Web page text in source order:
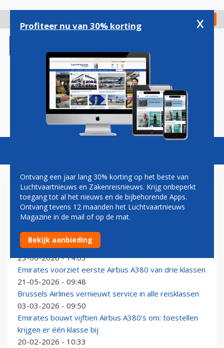
gaan
Check in
Magazine Podcasts Vacatures
PREMIUM ECONOMY
Premium Economy keert na jaren afwezigheid weer
terug bij Turkish Airlines
23-06-2026 - 14:03
Emirates voorziet eerste Airbus A380 van drie klassen
21-05-2026 - 09:48
Brussels Airlines vernieuwt service in alle reisklassen
03-03-2026 - 09:50
Emirates bouwt vijftien Airbus A380’s om: toestellen
krijgen er één klasse bij
20-02-2026 - 10:33
Profiteer nu van 30% korting x
Ontvang een jaar lang 30% korting op het beste van
Luchtvaartnieuws en Zakenreisnieuws. Krijg onbeperkt
toegang tot al het nieuws en de bijbehorende Apps.
Ontvang tevens 12 maanden het Luchtvaartnieuws
Magazine in de mail of op de mat.
Bekijk aanbieding